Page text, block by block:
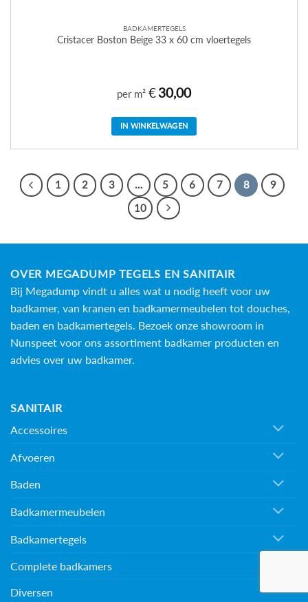
BADKAMERTEGELS
Cristacer Boston Beige 33 x 60 cm vloertegels
per m² €30,00
IN WINKELWAGEN
1 2 3 … 5 6 7 8
9
10
OVER MEGADUMP TEGELS EN SANITAIR
Bij Megadump vindt u alles wat u nodig heeft voor uw
badkamer, van kranen en badkamermeubelen tot douches,
baden en badkamertegels. Bezoek onze showroom in
Nunspeet voor ons assortiment badkamer producten en
advies over uw badkamer.
SANITAIR
Accessoires
Afvoeren
Baden
Badkamermeubelen
Badkamertegels
Complete badkamers
Diversen